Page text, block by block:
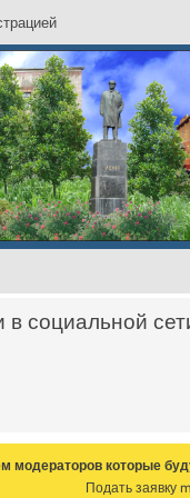
трацией
в социальной
модераторов которые
Подать заявку